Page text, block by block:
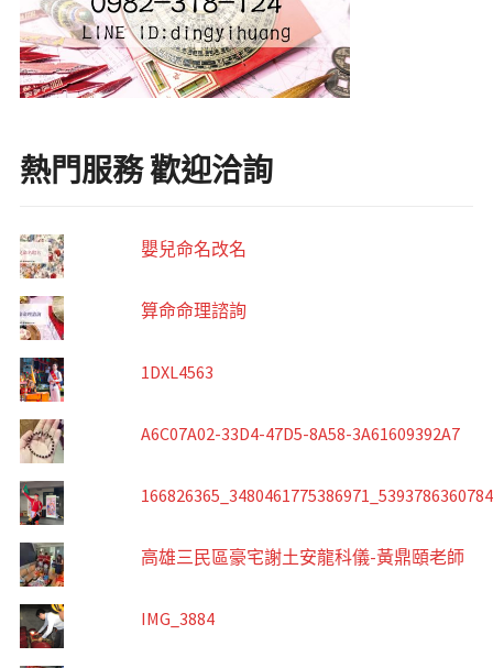
熱門服務 歡迎洽詢
嬰兒命名改名
算命命理諮詢
1DXL4563
A6C07A02-33D4-47D5-8A58-3A61609392A7
高雄三民區豪宅謝土安龍科儀-黃鼎頤老師
IMG_3884